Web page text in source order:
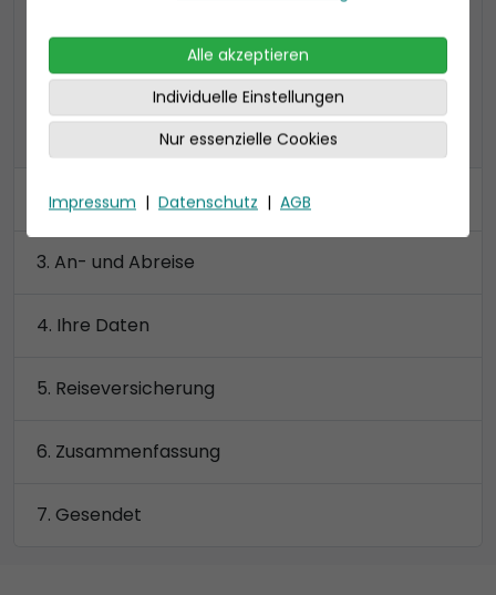
Preis 3.440 €
alle Kategorien anzeigen
Kabine
An- und Abreise
Ihre Daten
Reiseversicherung
Zusammenfassung
Gesendet
Alle akzeptieren
Individuelle Einstellungen
Nur essenzielle Cookies
Impressum | Datenschutz | AGB